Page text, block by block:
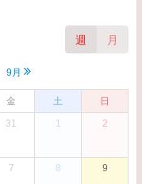
9月
週 月
金 土
日
31 1 2
7 8 9